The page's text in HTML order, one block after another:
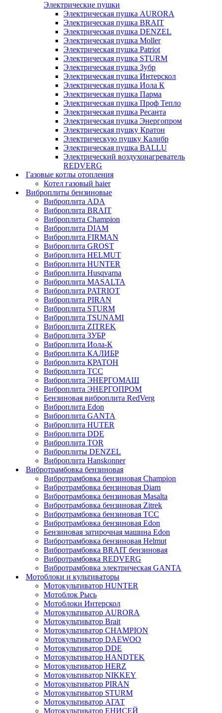
Электрические пушки
Электрическая пушка AURORA
Электрическая пушка BRAIT
Электрическая пушка DENZEL
Электрическая пушка Moller
Электрическая пушка Patriot
Электрическая пушка STURM
Электрическая пушка Зубр
Электрическая пушка Интерскол
Электрическая пушка Иола К
Электрическая пушка Парма
Электрическая пушка Проф Тепло
Электрическая пушка Ресанта
Электрическая пушка Энергопром
Электрическая пушку Кратон
Электрическую пушку Калибр
Электрическая пушка BALLU
Электрический воздухонагреватель
REDVERG
Газовые котлы отопления
Котел газовый haier
Виброплиты бензиновые
Виброплита ADA
Виброплита BRAIT
Виброплита Champion
Виброплита DIAM
Виброплита FIRMAN
Виброплита GROST
Виброплита HELMUT
Виброплита HUNTER
Виброплита Husqvarna
Виброплита MASALTA
Виброплита PATRIOT
Виброплита PIRAN
Виброплита STURM
Виброплита TSUNAMI
Виброплита ZITREK
Виброплита ЗУБР
Виброплита Иола-К
Виброплита КАЛИБР
Виброплита КРАТОН
Виброплита ТСС
Виброплита ЭНЕРГОМАШ
Виброплита ЭНЕРГОПРОМ
Бензиновая виброплита RedVerg
Виброплита Edon
Виброплита GANTA
Виброплита HUTER
Виброплита DDE
Виброплита TOR
Виброплиты DENZEL
Виброплита Hanskonner
Вибротрамбовка бензиновая
Вибротрамбовка бензиновая Champion
Вибротрамбовка бензиновая Diam
Вибротрамбовка бензиновая Masalta
Вибротрамбовка бензиновая Zitrek
Вибротрамбовка бензиновая ТСС
Вибротрамбовка бензиновая Edon
Бензиновая затирочная машина Edon
Вибротрамбовка бензиновая Helmut
Вибротрамбовка BRAIT бензиновая
Вибротрамбовка REDVERG
Вибротрамбовка электрическая GANTA
Мотоблоки и культиваторы
Мотокультиватор HUNTER
Мотоблок Рысь
Мотоблоки Интерскол
Мотокультиватор AURORA
Мотокультиватор Brait
Мотокультиватор CHAMPION
Мотокультиватор DAEWOO
Мотокультиватор DDE
Мотокультиватор HANDTEK
Мотокультиватор HERZ
Мотокультиватор NIKKEY
Мотокультиватор PIRAN
Мотокультиватор STURM
Мотокультиватор АГАТ
Мотокультиватор ЕНИСЕЙ